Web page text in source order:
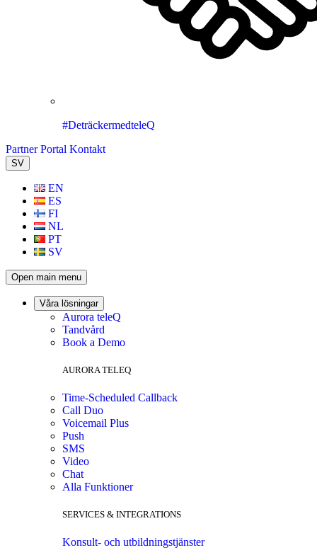
#DeträckermedteleQ
Partner Portal Kontakt
SV
EN
ES
FI
NL
PT
SV
Open main menu
Våra lösningar
Aurora teleQ
Tandvård
Book a Demo
AURORA TELEQ
Time-Scheduled Callback
Call Duo
Voicemail Plus
Push
SMS
Video
Chat
Alla Funktioner
SERVICES & INTEGRATIONS
Konsult- och utbildningstjänster